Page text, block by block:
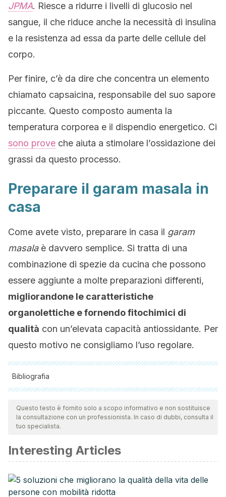
JPMA. Riesce a ridurre i livelli di glucosio nel
sangue, il che riduce anche la necessità di insulina
e la resistenza ad essa da parte delle cellule del
corpo.
Per finire, c’è da dire che concentra un elemento
chiamato capsaicina, responsabile del suo sapore
piccante. Questo composto aumenta la
temperatura corporea e il dispendio energetico. Ci
sono prove che aiuta a stimolare l’ossidazione dei
grassi da questo processo.
Preparare il garam masala in
casa
Come avete visto, preparare in casa il garam
masalaè davvero semplice. Si tratta di una
combinazione di spezie da cucina che possono
essere aggiunte a molte preparazioni differenti,
migliorandone le caratteristiche
organolettiche e fornendo fitochimici di
qualità con un’elevata capacità antiossidante. Per
questo motivo ne consigliamo l’uso regolare.
Bibliografia
Tutte le fonti citate sono state esaminate a fondo dal nostro
team per garantirne la qualità, l'affidabilità, l'attualità e la
validità. La bibliografia di questo articolo è stata considerata
Neha, K., Haider, M. R., Pathak, A., & Yar, M. S. (2019).
Medicinal prospects of antioxidants: A review.European
journal of medicinal chemistry ,178, 687–704.
https://doi.org/10.1016/j.ejmech.2019.06.010
Questo testo è fornito solo a scopo informativo e non sostituisce
la consultazione con un professionista. In caso di dubbi, consulta il
tuo specialista.
Interesting Articles